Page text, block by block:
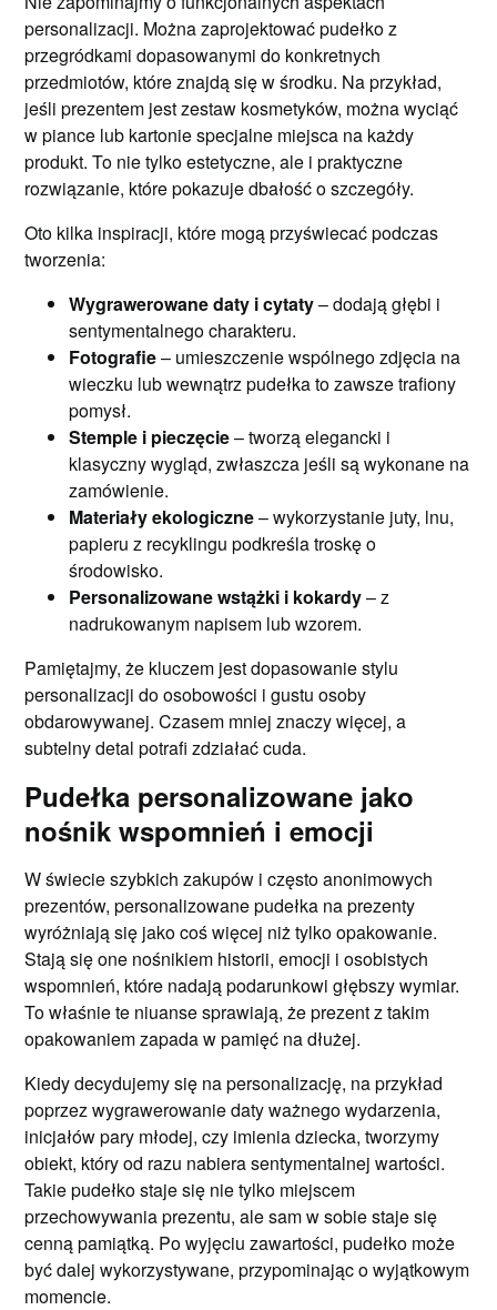
personalizacji. Można zaprojektować pudełko z
przegródkami dopasowanymi do konkretnych
przedmiotów, które znajdą się w środku. Na przykład,
jeśli prezentem jest zestaw kosmetyków, można wyciąć
w piance lub kartonie specjalne miejsca na każdy
produkt. To nie tylko estetyczne, ale i praktyczne
rozwiązanie, które pokazuje dbałość o szczegóły.
Oto kilka inspiracji, które mogą przyświecać podczas
tworzenia:
Wygrawerowane daty i cytaty– dodają głębi i
sentymentalnego charakteru.
Fotografie– umieszczenie wspólnego zdjęcia na
wieczku lub wewnątrz pudełka to zawsze trafiony
pomysł.
Stemple i pieczęcie– tworzą elegancki i
klasyczny wygląd, zwłaszcza jeśli są wykonane na
zamówienie.
Materiały ekologiczne– wykorzystanie juty, lnu,
papieru z recyklingu podkreśla troskę o
środowisko.
Personalizowane wstążki i kokardy– z
nadrukowanym napisem lub wzorem.
Pamiętajmy, że kluczem jest dopasowanie stylu
personalizacji do osobowości i gustu osoby
obdarowywanej. Czasem mniej znaczy więcej, a
subtelny detal potrafi zdziałać cuda.
Pudełka personalizowane jako
nośnik wspomnień i emocji
W świecie szybkich zakupów i często anonimowych
prezentów, personalizowane pudełka na prezenty
wyróżniają się jako coś więcej niż tylko opakowanie.
Stają się one nośnikiem historii, emocji i osobistych
wspomnień, które nadają podarunkowi głębszy wymiar.
To właśnie te niuanse sprawiają, że prezent z takim
opakowaniem zapada w pamięć na dłużej.
Kiedy decydujemy się na personalizację, na przykład
poprzez wygrawerowanie daty ważnego wydarzenia,
inicjałów pary młodej, czy imienia dziecka, tworzymy
obiekt, który od razu nabiera sentymentalnej wartości.
Takie pudełko staje się nie tylko miejscem
przechowywania prezentu, ale sam w sobie staje się
cenną pamiątką. Po wyjęciu zawartości, pudełko może
być dalej wykorzystywane, przypominając o wyjątkowym
momencie.